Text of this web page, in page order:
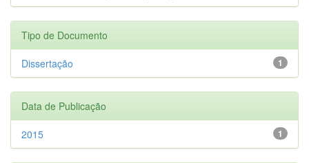
Tipo de Documento
1
Dissertação
Data de Publicação
1
2015